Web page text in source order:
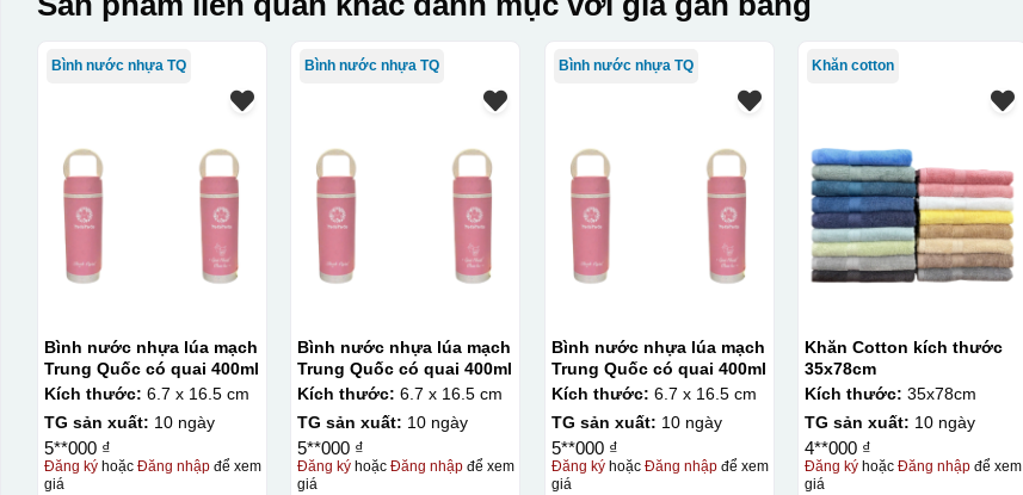
Bình nước nhựa TQ
Bình nước nhựa lúa mạch
Trung Quốc có quai 400ml
Kích thước: 6.7 x 16.5 cm
TG sản xuất: 10 ngày
5**000 ₫
Đăng kýhoặc Đăng nhậpđể xem
giá
Bình nước nhựa TQ
Bình nước nhựa lúa mạch
Trung Quốc có quai 400ml
Kích thước: 6.7 x 16.5 cm
TG sản xuất: 10 ngày
5**000 ₫
Đăng ký hoặcĐăng nhập để xem
giá
Bình nước nhựa TQ
Bình nước nhựa lúa mạch
Trung Quốc có quai 400ml
Kích thước: 6.7 x 16.5 cm
TG sản xuất: 10 ngày
5**000 ₫
Đăng kýhoặc Đăng nhậpđể xem
giá
Khăn cotton
Khăn Cotton kích thước
35x78cm
Kích thước: 35x78cm
TG sản xuất: 10 ngày
4**000 ₫
Đăng ký hoặcĐăng nhập để xem
giá